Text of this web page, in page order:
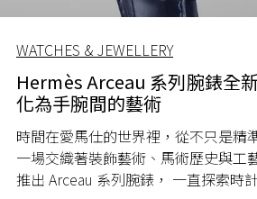
WATCHES & JEWELLERY
Hermès Arceau 系列腕錶全
化為手腕間的藝術
時間在愛馬仕的世界裡，從不只是精
一場交織著裝飾藝術、馬術歷史與工
推出 Arceau 系列腕錶， 一直探索時